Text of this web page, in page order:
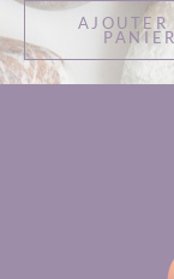
AJOUTER
PANIER